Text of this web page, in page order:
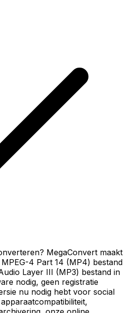
MegaConvert maakt
4 Part 14 (MP4) bestand
Layer III (MP3) bestand in
nodig, geen registratie
nu nodig hebt voor social